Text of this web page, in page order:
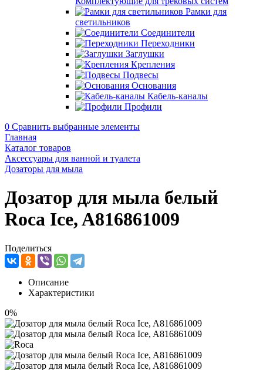
Рамки для
светильников
Соединители
Переходники
Заглушки
Крепления
Подвесы
Основания
Кабель-каналы
Профили
0 Сравнить выбранные элементы
Главная
Каталог товаров
Аксессуары для ванной и туалета
Дозаторы для мыла
Дозатор для мыла белый
Roca Ice, A816861009
Поделиться
Описание
Характеристики
0%